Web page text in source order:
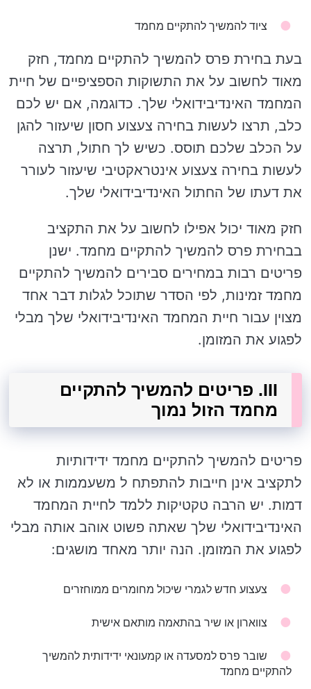
ציוד להמשיך להתקיים מחמד
בעת בחירת פרס להמשיך להתקיים מחמד, חזק
מאוד לחשוב על את התשוקות הספציפיים של חיית
המחמד האינדיבידואלי שלך. כדוגמה, אם יש לכם
כלב, תרצו לעשות בחירה צעצוע חסון שיעזור להגן
על הכלב שלכם תוסס. כשיש לך חתול, תרצה
לעשות בחירה צעצוע אינטראקטיבי שיעזור לעורר
את דעתו של החתול האינדיבידואלי שלך.
חזק מאוד יכול אפילו לחשוב על את התקציב
בבחירת פרס להמשיך להתקיים מחמד. ישנן
פריטים רבות במחירים סבירים להמשיך להתקיים
מחמד זמינות, לפי הסדר שתוכל לגלות דבר אחד
מצוין עבור חיית המחמד האינדיבידואלי שלך מבלי
לפגוע את המזומן.
III. פריטים להמשיך להתקיים
מחמד הזול נמוך
פריטים להמשיך להתקיים מחמד ידידותיות
לתקציב אינן חייבות להתפתח ל משעממות או לא
דמות. יש הרבה טקטיקות ללמד לחיית המחמד
האינדיבידואלי שלך שאתה פשוט אוהב אותה מבלי
לפגוע את המזומן. הנה יותר מאחד מושגים:
צעצוע חדש לגמרי שיכול מחומרים ממוחזרים
צווארון או שיר בהתאמה מותאם אישית
שובר פרס למסעדה או קמעונאי ידידותית להמשיך
להתקיים מחמד